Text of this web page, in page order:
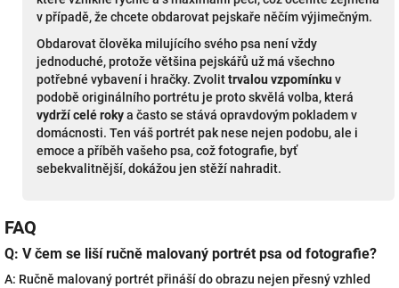
v případě, že chcete obdarovat pejskaře něčím výjimečným.
Obdarovat člověka milujícího svého psa není vždy
jednoduché, protože většina pejskářů už má všechno
potřebné vybavení i hračky. Zvolittrvalou vzpomínkuv
podobě originálního portrétu je proto skvělá volba, která
vydrží celé rokya často se stává opravdovým pokladem v
domácnosti. Ten váš portrét pak nese nejen podobu, ale i
emoce a příběh vašeho psa, což fotografie, byť
sebekvalitnější, dokážou jen stěží nahradit.
FAQ
Q: V čem se liší ručně malovaný portrét psa od fotografie?
A: Ručně malovaný portrét přináší do obrazu nejen přesný vzhled